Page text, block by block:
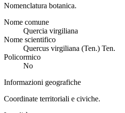
Nomenclatura botanica.
Nome comune
Quercia virgiliana
Nome scientifico
Quercus virgiliana (Ten.) Ten.
Policormico
No
Informazioni geografiche
Coordinate territoriali e civiche.